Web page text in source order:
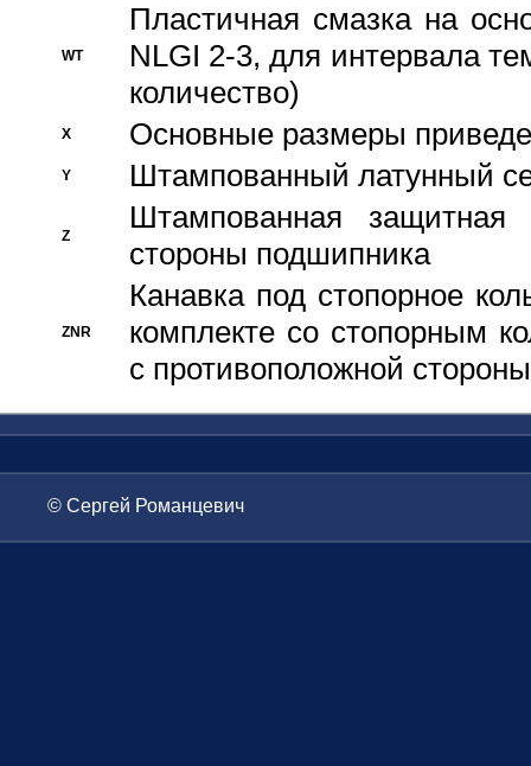
WT
Пластичная смазка на
NLGI 2-3, для интервала
количество)
X Основные размеры
Y Штампованный латунный
Z
Штампованная
стороны подшипника
ZNR
Канавка под стопорное
комплекте со стопорным
с противоположной стороны
© Сергей Романцевич